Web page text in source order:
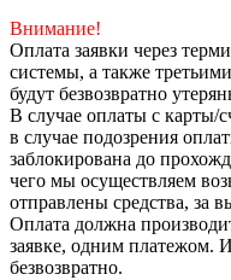
Внимание!
Оплата заявки через
системы, а также
будут безвозвратно
В случае оплаты с карты/
в случае подозрения
заблокирована до
чего мы осуществляем
отправлены средства, за
Оплата должна
заявке, одним платежом.
безвозвратно.